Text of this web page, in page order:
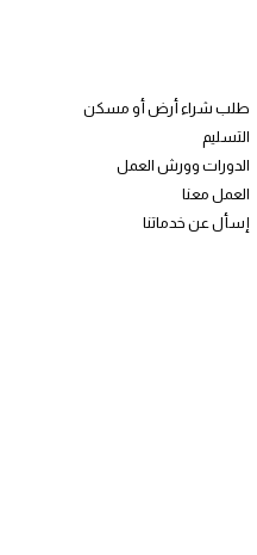
طلب شراء أرض أو مسكن
التسليم
الدورات وورش العمل
العمل معنا
إسأل عن خدماتنا